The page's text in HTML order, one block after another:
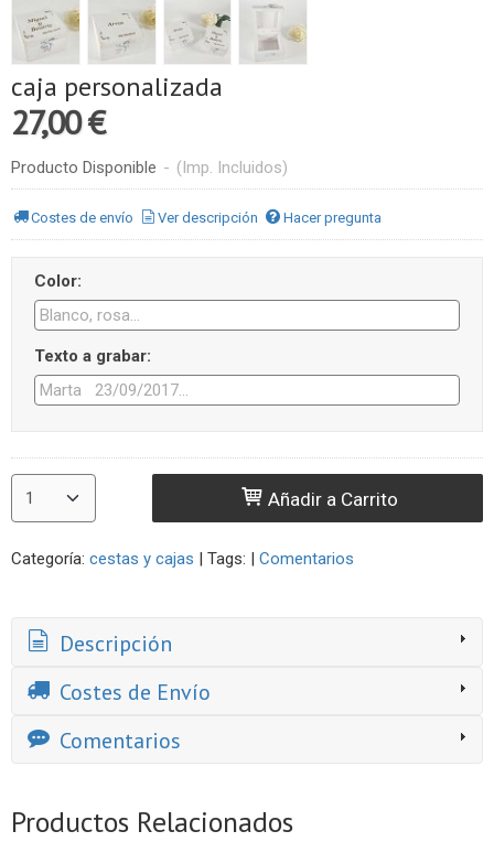
caja personalizada
27,00 €
Producto Disponible - (Imp. Incluidos)
Costes de envío Ver descripción Hacer pregunta
Color:
Texto a grabar:
Añadir a Carrito
Categoría: cestas y cajas | Tags: | Comentarios
Descripción
Costes de Envío
Comentarios
Productos Relacionados